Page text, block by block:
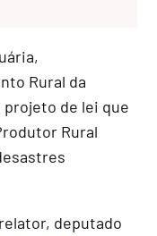
Rural da
projeto de lei que
Rural
deputado